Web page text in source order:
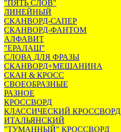
"ПЯТЬ СЛОВ"
ЛИНЕЙНЫЙ
СКАНВОРД-САПЕР
СКАНВОРД-ФАНТОМ
АЛФАВИТ
"ЕРАЛАШ"
СЛОВА ДЛЯ ФРАЗЫ
СКАНВОРД+МЕШАНИНА
СКАН & КРОСС
СВОЕОБРАЗНЫЕ
РАЗНОЕ
КРОССВОРД
КЛАССИЧЕСКИЙ КРОССВОРД
ИТАЛЬЯНСКИЙ
"ТУМАННЫЙ" КРОССВОРД